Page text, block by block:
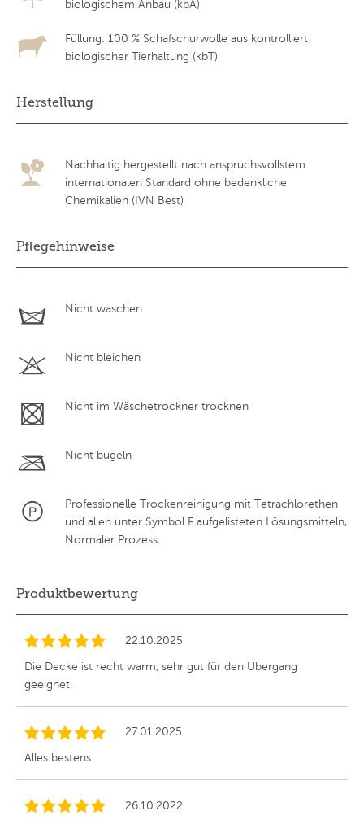
biologischem Anbau (kbA)
Füllung: 100 % Schafschurwolle aus kontrolliert
biologischer Tierhaltung (kbT)
Herstellung
Nachhaltig hergestellt nach anspruchsvollstem
internationalen Standard ohne bedenkliche
Chemikalien (IVN Best)
Pflegehinweise
Nicht waschen
Nicht bleichen
Nicht im Wäschetrockner trocknen
Nicht bügeln
Professionelle Trockenreinigung mit Tetrachlorethen
und allen unter Symbol F aufgelisteten Lösungsmitteln,
Normaler Prozess
Produktbewertung
22.10.2025
Die Decke ist recht warm, sehr gut für den Übergang
geeignet.
27.01.2025
Alles bestens
26.10.2022